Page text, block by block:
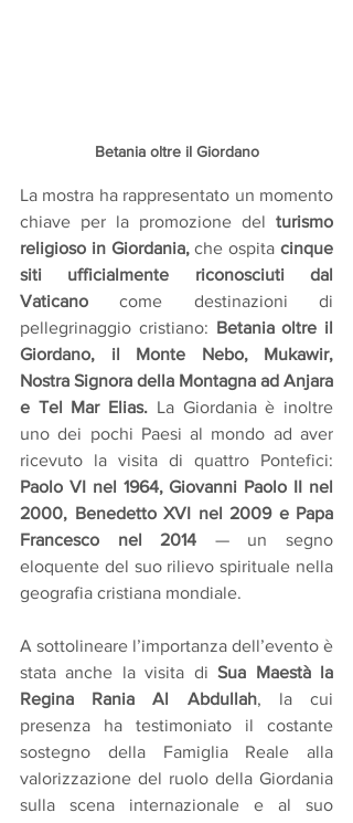
Betania oltre il Giordano
La mostra ha rappresentato un momento
chiave per la promozione del turismo
religioso in Giordania, che ospita cinque
siti ufficialmente riconosciuti dal
Vaticano come destinazioni di
pellegrinaggio cristiano: Betania oltre il
Giordano, il Monte Nebo, Mukawir,
Nostra Signora della Montagna ad Anjara
e Tel Mar Elias. La Giordania è inoltre
uno dei pochi Paesi al mondo ad aver
Paolo VI nel 1964, Giovanni Paolo II nel
2000, Benedetto XVI nel 2009 e Papa
Francesco nel 2014 — un segno
eloquente del suo rilievo spirituale nella
geografia cristiana mondiale.
A sottolineare l’importanza dell’evento è
stata anche la visita di Sua Maestà la
Regina Rania Al Abdullah, la cui
presenza ha testimoniato il costante
sostegno della Famiglia Reale alla
valorizzazione del ruolo della Giordania
sulla scena internazionale e al suo